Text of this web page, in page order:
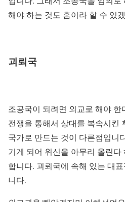
해야 하는 것도 흠이라 할 수 있
괴뢰국
조공국이 되려면 외교로 해야
전쟁을 통해서 상대를 복속시킨
국가로 만드는 것이 다른점입니
기게 되어 위신을 아무리 올린
합니다. 괴뢰국에 속해 있는 대
니다.